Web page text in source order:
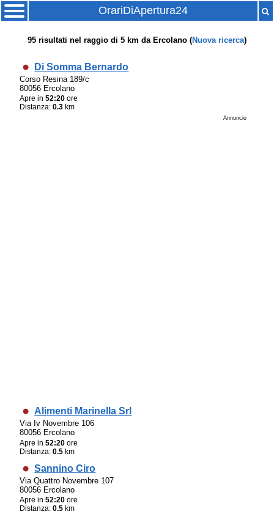
OrariDiApertura24
95 risultati nel raggio di 5 km da Ercolano (Nuova ricerca)
Di Somma Bernardo
Corso Resina 189/c
80056 Ercolano
Apre in52:20 ore
Distanza:0.3 km
Annuncio
Alimenti Marinella Srl
Via Iv Novembre 106
80056 Ercolano
Apre in52:20 ore
Distanza:0.5 km
Sannino Ciro
Via Quattro Novembre 107
80056 Ercolano
Apre in52:20 ore
Distanza:0.5 km